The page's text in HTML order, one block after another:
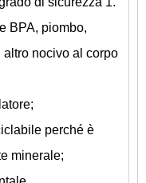
BPA, piombo,
nocivo al corpo
perché è
minerale;